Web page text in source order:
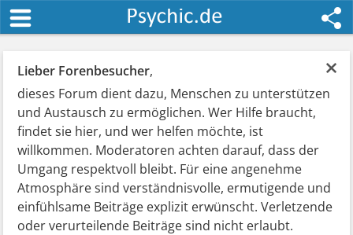
×
Lieber Forenbesucher,
dieses Forum dient dazu, Menschen zu unterstützen
und Austausch zu ermöglichen. Wer Hilfe braucht,
findet sie hier, und wer helfen möchte, ist
willkommen. Moderatoren achten darauf, dass der
Umgang respektvoll bleibt. Für eine angenehme
Atmosphäre sind verständnisvolle, ermutigende und
einfühlsame Beiträge explizit erwünscht. Verletzende
oder verurteilende Beiträge sind nicht erlaubt.